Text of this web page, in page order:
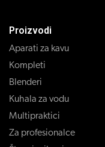
Proizvodi
Aparati za kavu
Kompleti
Blenderi
Kuhala za vodu
Multipraktici
Za profesionalce